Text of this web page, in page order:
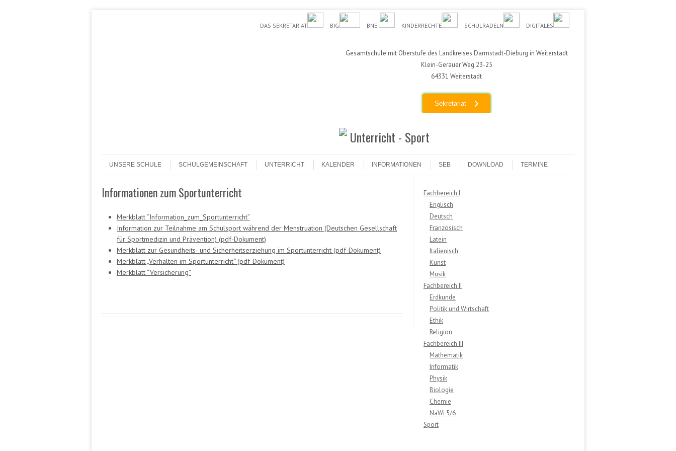
DAS SEKRETARIAT
BIG BNE KINDERRECHTE SCHULRADELN DIGITALES
Gesamtschule mit Oberstufe des Landkreises Darmstadt-Dieburg in Weiterstadt
Klein-Gerauer Weg 23-25
64331 Weiterstadt
Sekretariat
Unterricht - Sport
Menü
UNSERE SCHULE
SCHULGEMEINSCHAFT UNTERRICHT KALENDER INFORMATIONEN SEB DOWNLOAD TERMINE
Informationen zum Sportunterricht
Merkblatt “Information_zum_Sportunterricht”
Information zur Teilnahme am Schulsport während der Menstruation (Deutschen Gesellschaft
für Sportmedizin und Prävention) (pdf-Dokument)
Merkblatt zur Gesundheits- und Sicherheitserziehung im Sportunterricht (pdf-Dokument)
Merkblatt „Verhalten im Sportunterricht“ (pdf-Dokument)
Merkblatt “Versicherung”
Fachbereich I
Englisch
Deutsch
Französisch
Latein
Italienisch
Kunst
Musik
Fachbereich II
Erdkunde
Politik und Wirtschaft
Ethik
Religion
Fachbereich III
Mathematik
Informatik
Physik
Biologie
Chemie
NaWi 5/6
Sport